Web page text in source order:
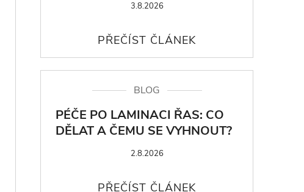
3.8.2026
BLOG
PÉČE PO LAMINACI ŘAS: CO
DĚLAT A ČEMU SE VYHNOUT?
2.8.2026